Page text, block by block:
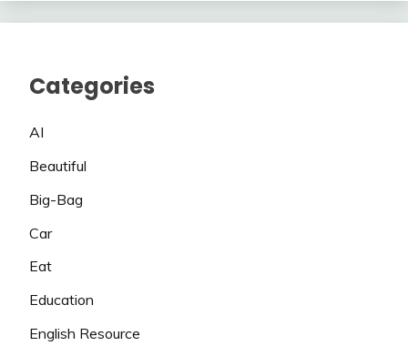
Categories
AI
Beautiful
Big-Bag
Car
Eat
Education
English Resource